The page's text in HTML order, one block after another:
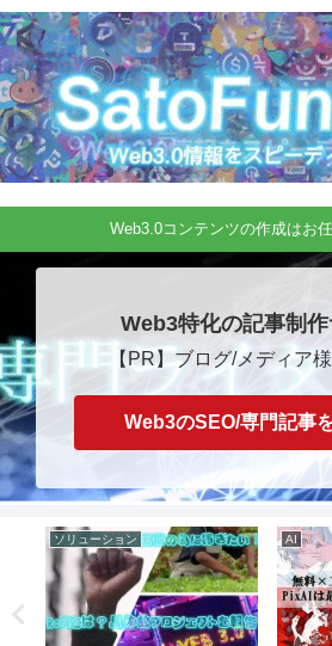
Web3.0コンテンツの作成はお任
Web3特化の記事制
【PR】ブログ/メディア
Web3のSEO/専門記事
ソリューション AI